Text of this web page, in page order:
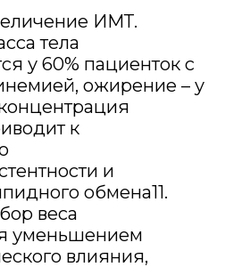
ИМТ.
тела
у 60% пациенток с
ожирение – у
к
и
обмена11.
веса
уменьшением
влияния,